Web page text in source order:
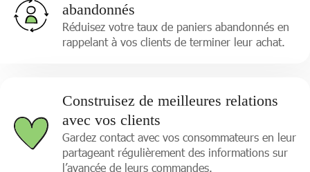
abandonnés
Réduisez votre taux de paniers abandonnés en
rappelant à vos clients de terminer leur achat.
Construisez de meilleures relations
avec vos clients
Gardez contact avec vos consommateurs en leur
partageant régulièrement des informations sur
l’avancée de leurs commandes.